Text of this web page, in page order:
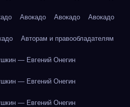
Авокадо Авокадо Авокадо
Авторам и правообладателям
— Евгений Онегин
— Евгений Онегин
— Евгений Онегин